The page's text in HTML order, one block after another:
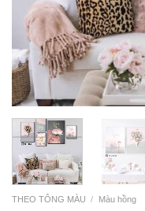
THEO TÔNG MÀU / Màu hồng